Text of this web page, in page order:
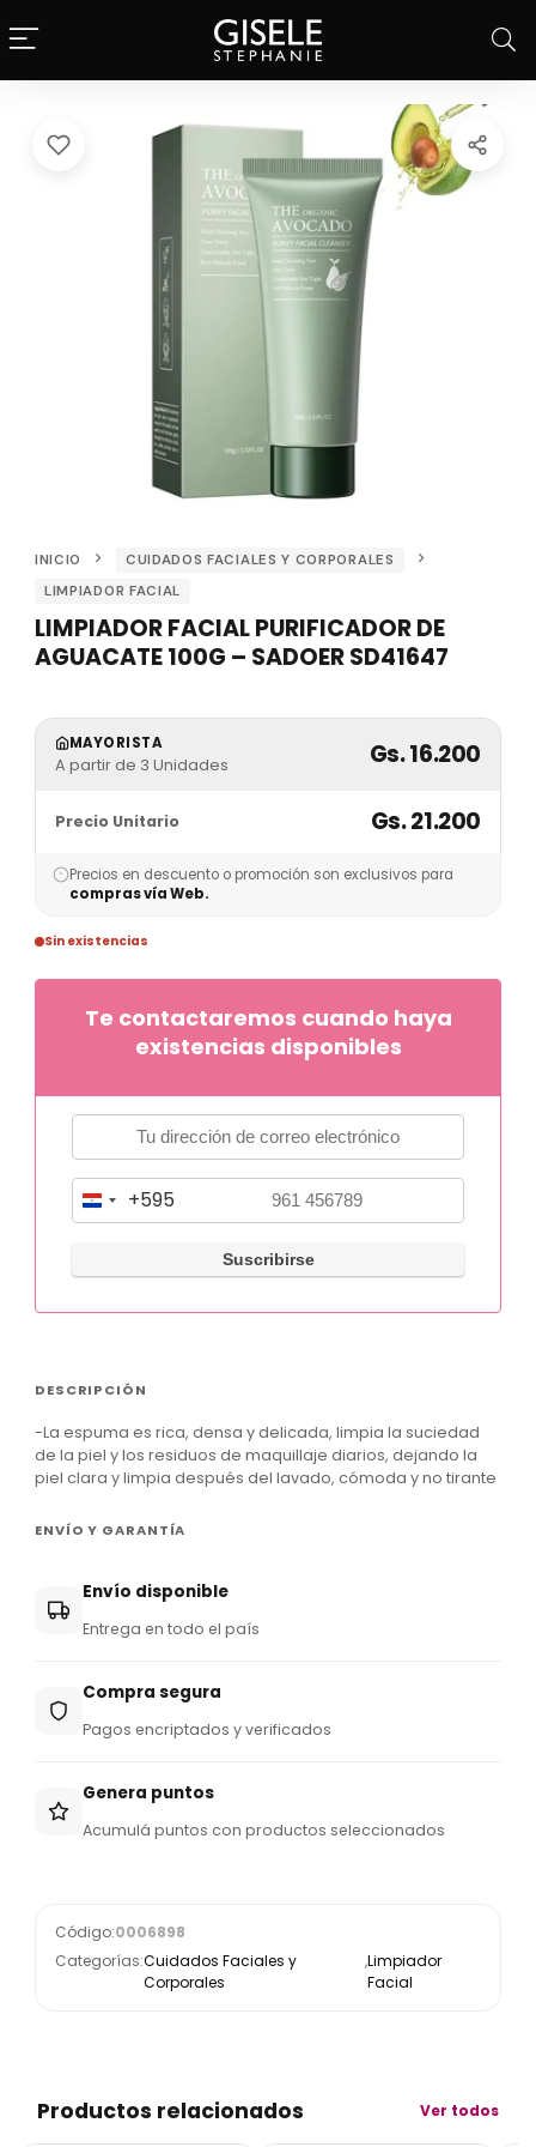
INICIO
CUIDADOS FACIALES Y CORPORALES
LIMPIADOR FACIAL
LIMPIADOR FACIAL PURIFICADOR DE
AGUACATE 100G – SADOER SD41647
MAYORISTA
A partir de 3 Unidades Gs. 16.200
Precio Unitario Gs. 21.200
Precios en descuento o promoción son exclusivos para
compras vía Web.
Sin existencias
Te contactaremos cuando haya
existencias disponibles
P
r
a
y
+
+595
DESCRIPCIÓN
-La espuma es rica, densa y delicada, limpia la suciedad
de la piel y los residuos de maquillaje diarios, dejando la
piel clara y limpia después del lavado, cómoda y no tirante
ENVÍO Y GARANTÍA
Envío disponible
Entrega en todo el país
Compra segura
Pagos encriptados y verificados
Genera puntos
Acumulá puntos con productos seleccionados
Código:0006898
Categorías:Cuidados Faciales y
Corporales
,Limpiador
Facial
Productos relacionados Ver todos